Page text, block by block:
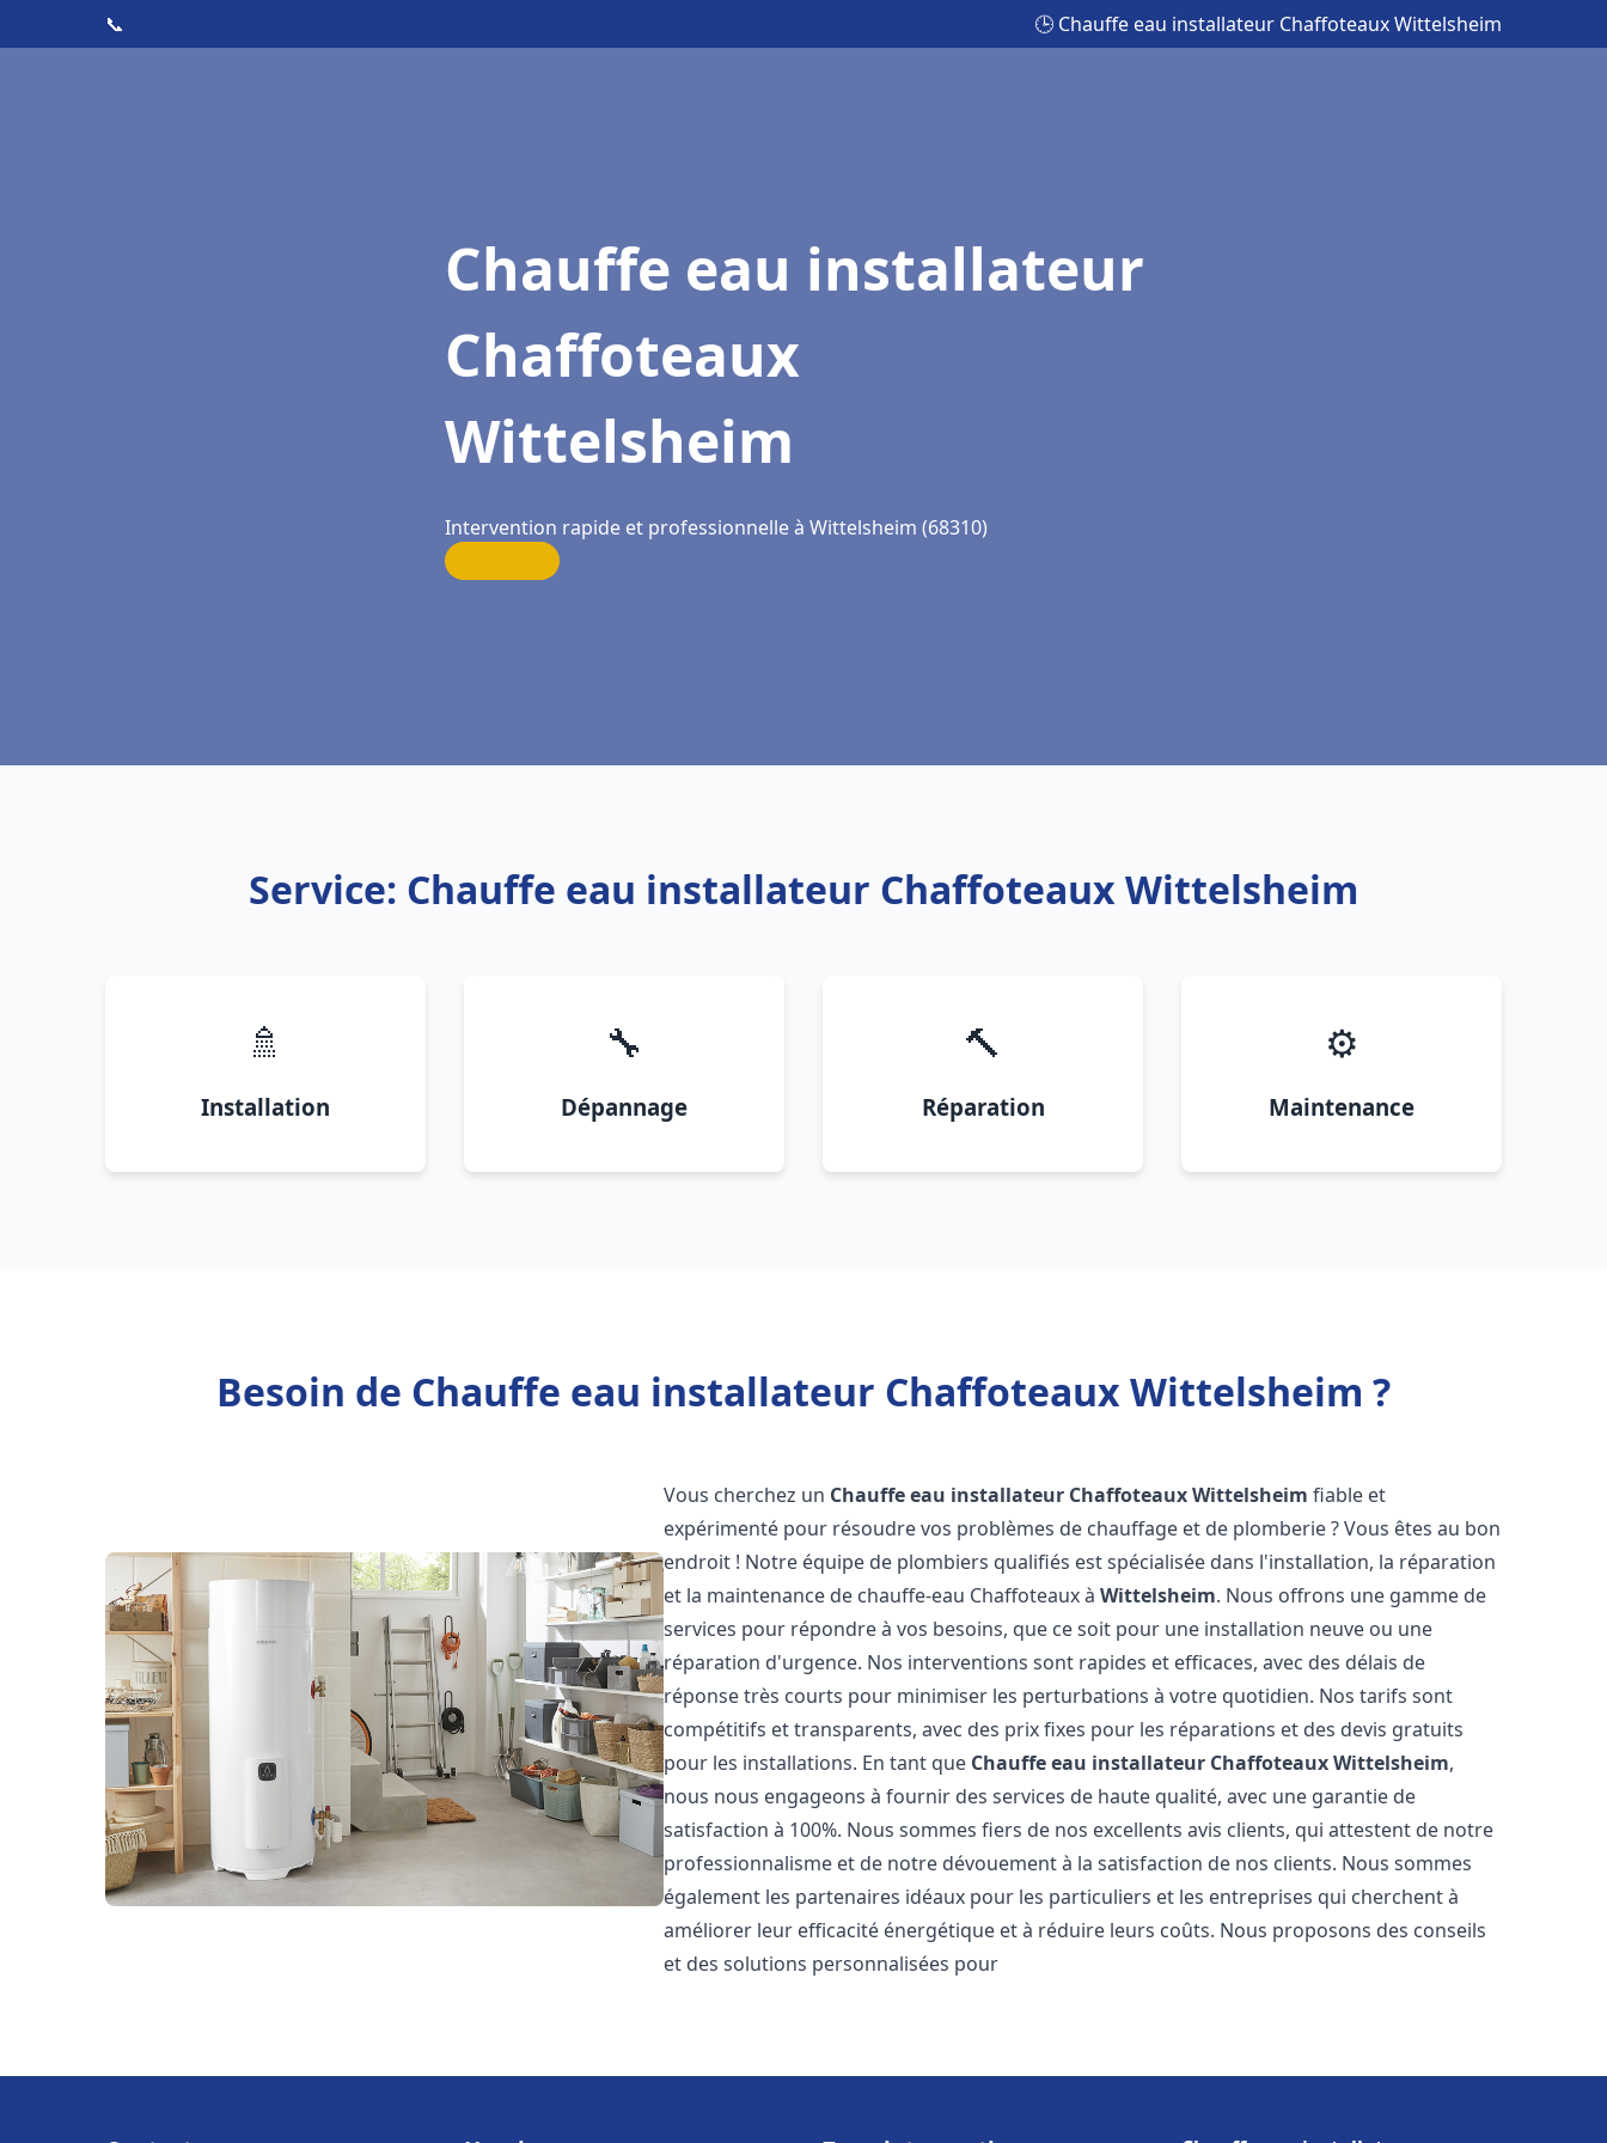
📞 🕒 Chauffe eau installateur Chaffoteaux Wittelsheim
Chauffe eau installateur
Chaffoteaux
Wittelsheim
Intervention rapide et professionnelle à Wittelsheim (68310)
Service: Chauffe eau installateur Chaffoteaux Wittelsheim
🚿
Installation
🔧
Dépannage
🔨
Réparation
⚙️
Maintenance
Besoin de Chauffe eau installateur Chaffoteaux Wittelsheim ?
Vous cherchez un Chauffe eau installateur ChaffoteauxWittelsheim fiable et
expérimenté pour résoudre vos problèmes de chauffage et de plomberie ? Vous êtes au bon
endroit ! Notre équipe de plombiers qualifiés est spécialisée dans l'installation, la réparation
et la maintenance de chauffe-eau Chaffoteaux àWittelsheim. Nous offrons une gamme de
services pour répondre à vos besoins, que ce soit pour une installation neuve ou une
réparation d'urgence. Nos interventions sont rapides et efficaces, avec des délais de
réponse très courts pour minimiser les perturbations à votre quotidien. Nos tarifs sont
compétitifs et transparents, avec des prix fixes pour les réparations et des devis gratuits
pour les installations. En tant que Chauffe eau installateur ChaffoteauxWittelsheim,
nous nous engageons à fournir des services de haute qualité, avec une garantie de
satisfaction à 100%. Nous sommes fiers de nos excellents avis clients, qui attestent de notre
professionnalisme et de notre dévouement à la satisfaction de nos clients. Nous sommes
également les partenaires idéaux pour les particuliers et les entreprises qui cherchent à
améliorer leur efficacité énergétique et à réduire leurs coûts. Nous proposons des conseils
et des solutions personnalisées pour